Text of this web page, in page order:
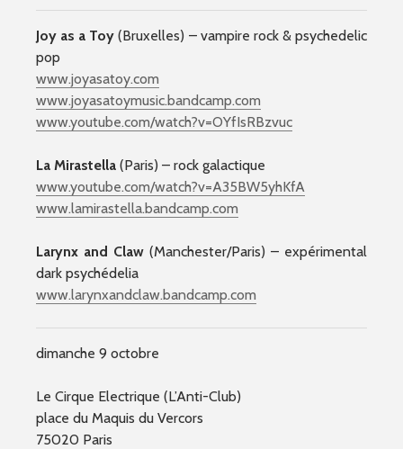
Joy as a Toy (Bruxelles) – vampire rock & psychedelic
pop
www.joyasatoy.com
www.joyasatoymusic.bandcamp.com
www.youtube.com/watch?v=OYfIsRBzvuc
La Mirastella (Paris) – rock galactique
www.youtube.com/watch?v=A35BW5yhKfA
www.lamirastella.bandcamp.com
Larynx and Claw (Manchester/Paris) – expérimental
dark psychédelia
www.larynxandclaw.bandcamp.com
dimanche 9 octobre
Le Cirque Electrique (L’Anti-Club)
place du Maquis du Vercors
75020 Paris